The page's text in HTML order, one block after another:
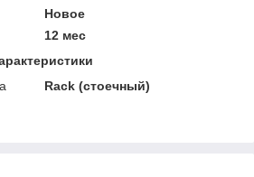
Новое
12 мес
Rack (стоечный)